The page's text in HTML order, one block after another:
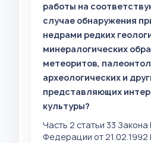
работы на
случае обнаружения
недрами редких
минералогических
метеоритов,
археологических и
представляющих
культуры?
Часть 2 статьи 33 Закона
Федерации от 21.02.1992